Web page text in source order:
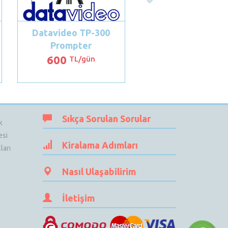
Datavideo TP-300
Prompter
600 TL/gün
Sıkça Sorulan Sorular
Kiralama Adımları
Nasıl Ulaşabilirim
İletişim